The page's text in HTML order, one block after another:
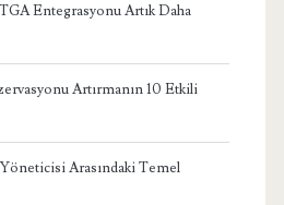
Entegrasyonu Artık Daha
Artırmanın 10 Etkili
Arasındaki Temel